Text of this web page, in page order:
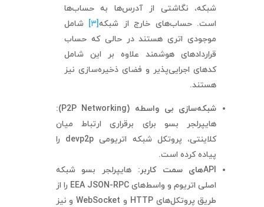
شبکه، نگاشتی از آدرس‌ها به حساب‌ها
است. حساب‌های خارج از شبکه[۳]
شامل
موجودی اتری هستند در حالی که حساب
قراردادهای هوشمند علاوه بر این شامل
کدهای اجرایی‌پذیر و فضای ذخیره‌سازی نیز
هستند.
شبکه‌سازی بی واسطه (P2P Networking
):
هایپرلجر بسو برای برقراری ارتباط میان
کلاینتی، پروتکل شبکه اتریومی devp2p را
پیاده کرده است.
APIهای سمت کاربر: هایپرلجر بسو شبکه
اصلی اتریوم و واسط‌های EEA JSON-RPC را از
طریق پروتکل‌های HTTP و WebSocket و نیز